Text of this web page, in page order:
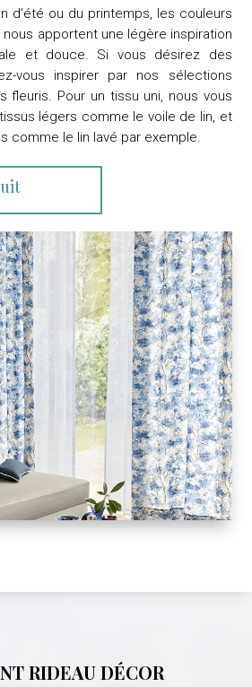
d’été ou du printemps, les couleurs
apportent une légère inspiration
et douce. Si vous désirez des
vous inspirer par nos sélections
fleuris. Pour un tissu uni, nous vous
légers comme le voile de lin, et
comme le lin lavé par exemple.
RIDEAU DÉCOR